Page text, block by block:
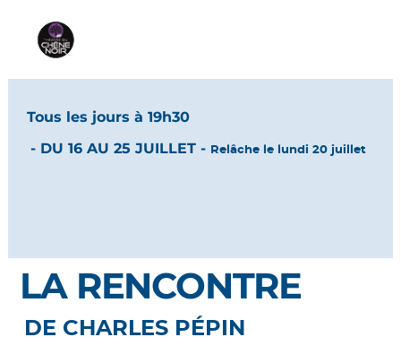
Tous les jours à 19h30
- DU 16 AU 25 JUILLET -
Relâche le lundi 20 juillet
LA RENCONTRE
DE CHARLES PÉPIN